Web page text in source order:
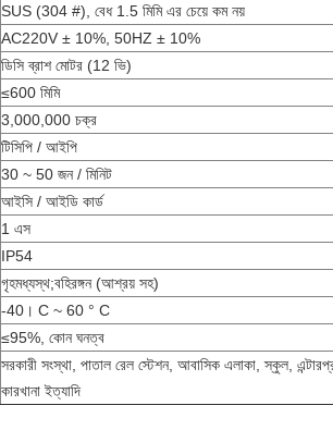
SUS (304 #), বেধ 1.5 মিমি এর চেয়ে কম নয়
AC220V ± 10%, 50HZ ± 10%
ডিসি ব্রাশ মোটর (12 ভি)
≤600 মিমি
3,000,000 চক্র
টিসিপি / আইপি
30 ~ 50 জন / মিনিট
আইসি / আইডি কার্ড
1 এস
IP54
গৃহমধ্যস্থ;বহিরঙ্গন (আশ্রয় সহ)
-40। C ~ 60 ° C
≤95%, কোন ঘনত্ব
সরকারী সংস্থা, পাতাল রেল স্টেশন, আবাসিক এলাকা, স্কুল,
কারখানা ইত্যাদি